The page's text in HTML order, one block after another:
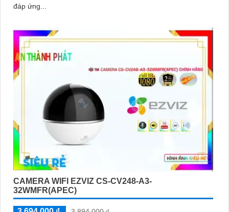
đáp ứng...
CAMERA WIFI EZVIZ CS-CV248-A3-
32WMFR(APEC)